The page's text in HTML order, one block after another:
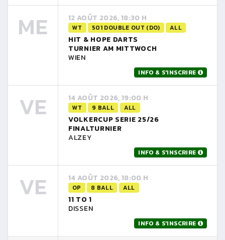
ME 12 AOÛT 2026, 18:30 H
WT 501 DOUBLE OUT (DO) ALL
HIT & HOPE DARTS
TURNIER AM MITTWOCH
WIEN
INFO & S'INSCRIRE
VE 14 AOÛT 2026, 19:00 H
WT 9 BALL ALL
VOLKERCUP SERIE 25/26
FINALTURNIER
ALZEY
INFO & S'INSCRIRE
VE 14 AOÛT 2026, 18:00 H
OP 8 BALL ALL
11 TO 1
DISSEN
INFO & S'INSCRIRE